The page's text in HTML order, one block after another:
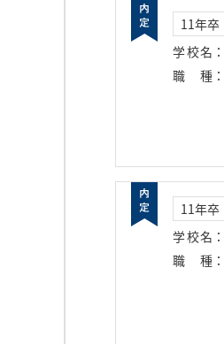
11年卒
学校名 ：
職種 ：
11年卒
学校名 ：
職種 ：